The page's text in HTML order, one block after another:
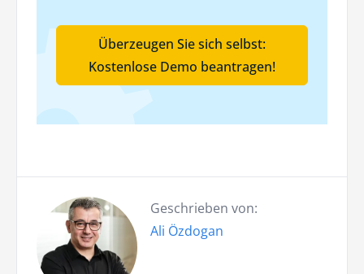
Überzeugen Sie sich selbst:
Kostenlose Demo beantragen!
Geschrieben von:
Ali Özdogan